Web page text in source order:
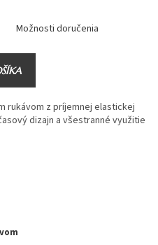
Možnosti doručenia
rukávom z príjemnej elastickej
dizajn a všestranné využitie